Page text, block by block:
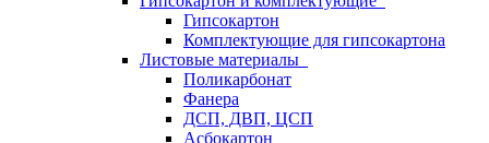
Гипсокартон
Комплектующие для гипсокартона
Листовые материалы
Поликарбонат
Фанера
ДСП, ДВП, ЦСП
Асбокартон